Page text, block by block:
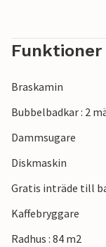
I närheten hittar
restauranger.
utomhuslekplatser
Funktioner
Braskamin
Bubbelbadkar : 2
Dammsugare
Diskmaskin
Gratis inträde till
Kaffebryggare
Radhus : 84 m2